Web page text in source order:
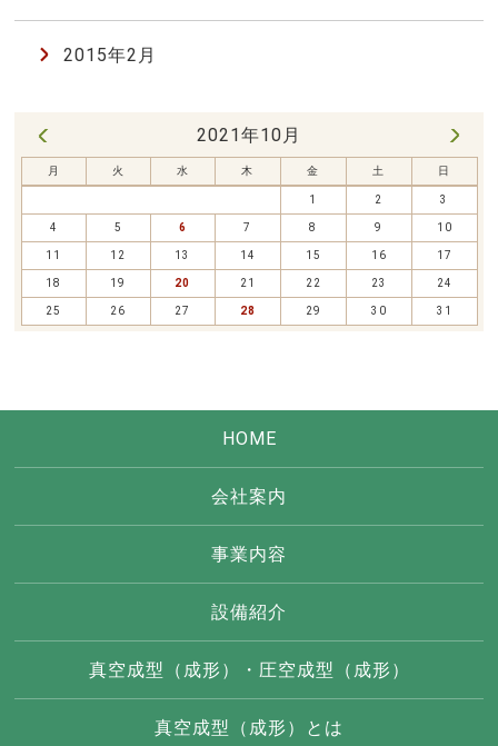
2015年2月
2021年10月
月 火 水 木 金 土 日
1 2 3
4 5 6 7 8 9 10
11 12 13 14 15 16 17
18 19 20 21 22 23 24
25 26 27 28 29 30 31
HOME
会社案内
事業内容
設備紹介
真空成型（成形）・圧空成型（成形）
真空成型（成形）とは